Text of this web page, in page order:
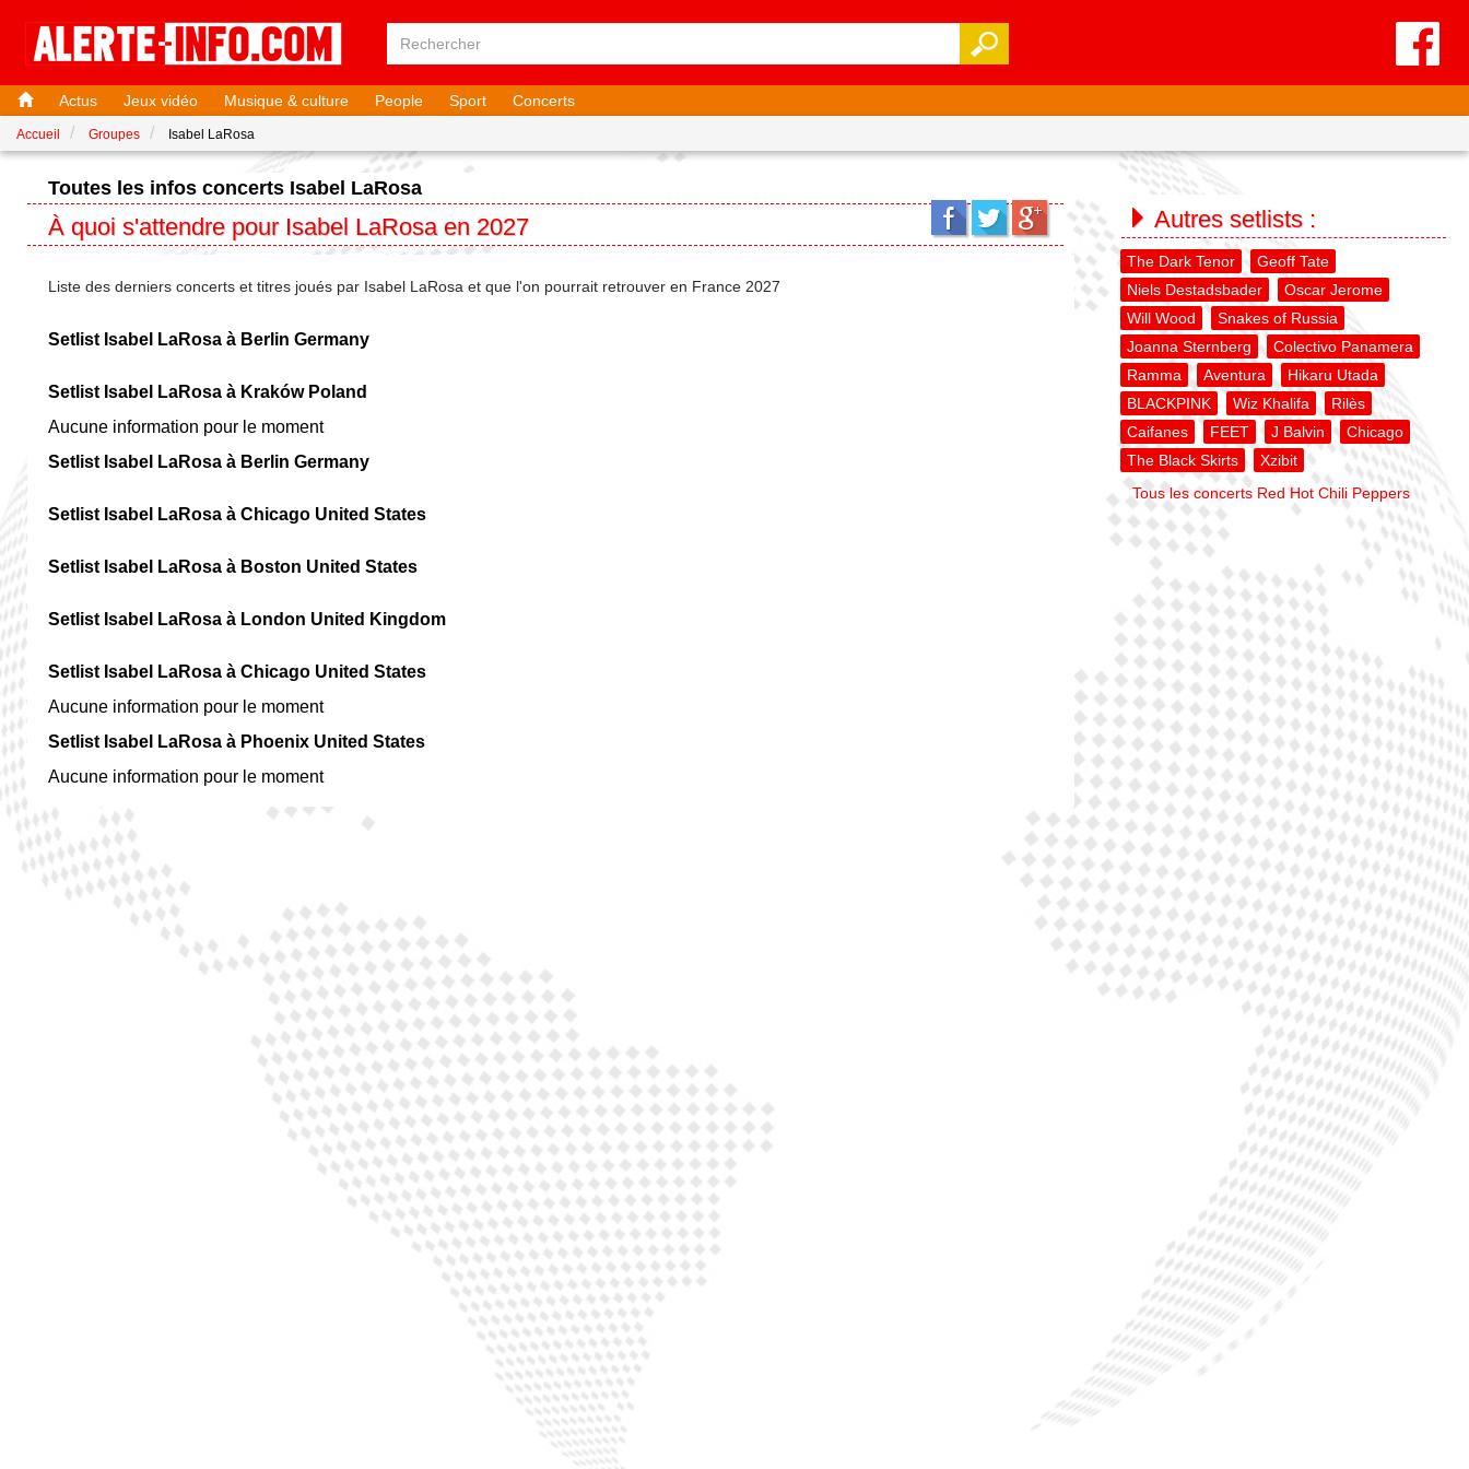
Actus Jeux vidéo Musique & culture People Sport Concerts
Accueil Groupes Isabel LaRosa
Toutes les infos concerts Isabel LaRosa
À quoi s'attendre pour Isabel LaRosa en 2027
Liste des derniers concerts et titres joués par Isabel LaRosa et que l'on pourrait retrouver en France 2027
Setlist Isabel LaRosa à Berlin Germany
Setlist Isabel LaRosa à Kraków Poland
Aucune information pour le moment
Setlist Isabel LaRosa à Berlin Germany
Setlist Isabel LaRosa à Chicago United States
Setlist Isabel LaRosa à Boston United States
Setlist Isabel LaRosa à London United Kingdom
Setlist Isabel LaRosa à Chicago United States
Aucune information pour le moment
Setlist Isabel LaRosa à Phoenix United States
Aucune information pour le moment
Autres setlists :
The Dark Tenor
Geoff Tate
Niels Destadsbader
Oscar Jerome
Will Wood
Snakes of Russia
Joanna Sternberg
Colectivo Panamera
Ramma
Aventura
Hikaru Utada
BLACKPINK
Wiz Khalifa
Rilès
Caifanes
FEET J Balvin
Chicago
The Black Skirts
Xzibit
Tous les concerts Red Hot Chili Peppers